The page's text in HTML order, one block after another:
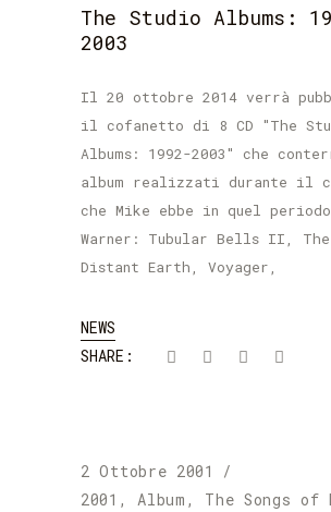
The Studio Albums:
2003
Il 20 ottobre 2014 verrà
il cofanetto di 8 CD "The
Albums: 1992-2003" che
album realizzati durante il
che Mike ebbe in quel
Warner: Tubular Bells II, The
Distant Earth, Voyager,
NEWS
SHARE:
2 Ottobre 2001
2001 ,Album , The Songs of